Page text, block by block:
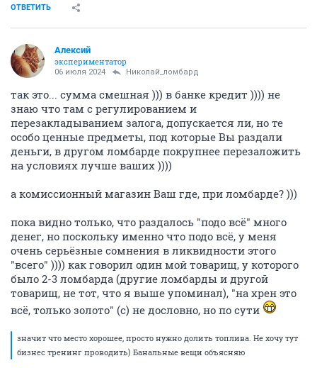
ОТВЕТИТЬ
Алексий
экспериментатор
06 июля 2024 Николай_ломбард
так это... сумма смешная ))) в банке кредит )))) не
знаю что там с регулированием и
перезакладыванием залога, допускается ли, но те
особо ценные предметы, под которые Вы раздали
деньги, в другом ломбарде покрупнее перезаложить
на условиях лучше ваших ))))
а комиссионный магазин Ваш где, при ломбарде? )))
пока видно только, что раздалось "подо всё" много
денег, но поскольку именно что подо всё, у меня
очень серьёзные сомнения в ликвидности этого
"всего" )))) как говорил один мой товарищ, у которого
было 2-3 ломбарда (другие ломбарды и другой
товарищ, не тот, что я выше упоминал), "на хрен это
всё, только золото" (с) не дословно, но по сути
значит что место хорошее, просто нужно долить топлива. Не хочу тут
бизнес тренинг проводить) Банальные вещи объясняю